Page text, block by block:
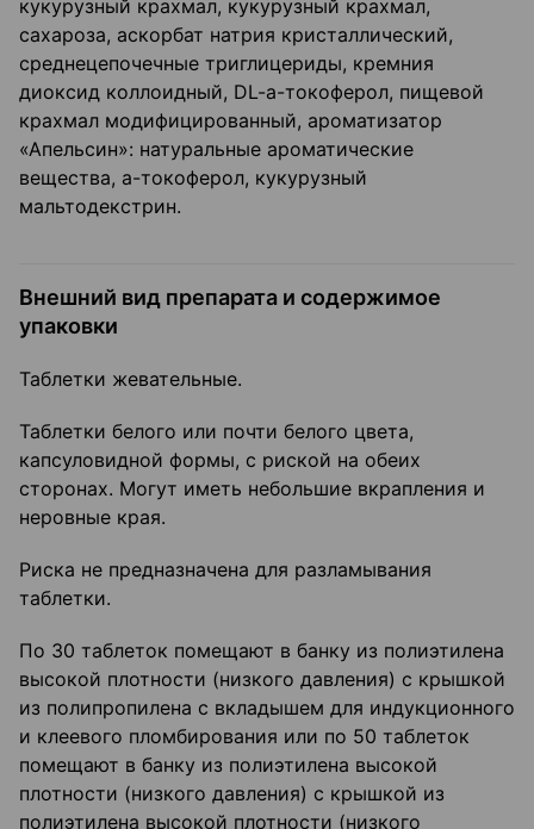
кукурузный крахмал, кукурузный крахмал,
сахароза, аскорбат натрия кристаллический,
среднецепочечные триглицериды, кремния
диоксид коллоидный, DL-a-токоферол, пищевой
крахмал модифицированный, ароматизатор
«Апельсин»: натуральные ароматические
вещества, a-токоферол, кукурузный
мальтодекстрин.
Внешний вид препарата и содержимое
упаковки
Таблетки жевательные.
Таблетки белого или почти белого цвета,
капсуловидной формы, с риской на обеих
сторонах. Могут иметь небольшие вкрапления и
неровные края.
Риска не предназначена для разламывания
таблетки.
По 30 таблеток помещают в банку из полиэтилена
высокой плотности (низкого давления) с крышкой
из полипропилена с вкладышем для индукционного
и клеевого пломбирования или по 50 таблеток
помещают в банку из полиэтилена высокой
плотности (низкого давления) с крышкой из
полиэтилена высокой плотности (низкого